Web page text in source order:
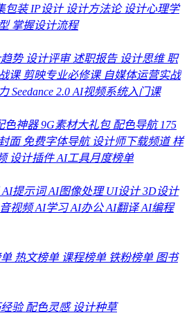
包装IP设计设计方法论设计心理学
掌握设计流程
势设计评审述职报告设计思维职
课剪映专业必修课自媒体运营实战
Seedance 2.0 AI视频系统入门课
色神器9G素材大礼包配色导航175
面免费字体导航设计师下载频道样
设计插件AI工具月度榜单
AI提示词AI图像处理UI设计3D设计
视频AI学习AI办公AI翻译AI编程
热文榜单课程榜单铁粉榜单图书
验配色灵感设计种草